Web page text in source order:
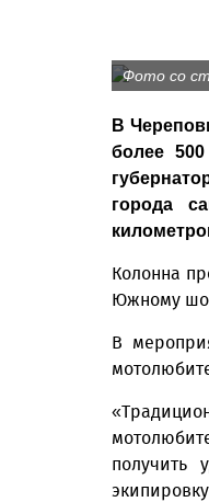
Фото со
В
более
города
Колонна
Южному
В
получить